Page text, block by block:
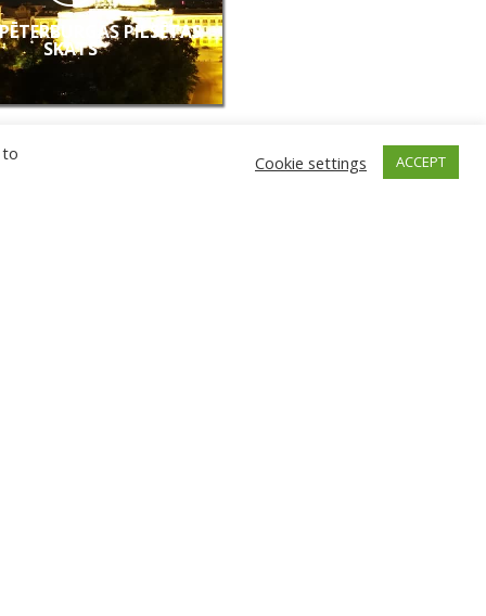
PILSĒTAS
SKATS
to Cookie settings ACCEPT